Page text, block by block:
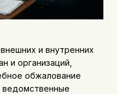
и внутренних
и организаций,
обжалование
ведомственные